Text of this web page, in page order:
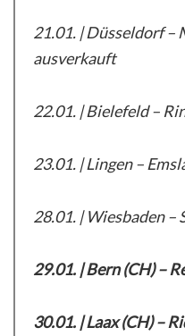
21.01. | Düsseldorf
ausverkauft
22.01. | Bielefeld –
23.01. | Lingen –
28.01. | Wiesbaden
29.01. | Bern (CH) –
30.01. | Laax (CH) –